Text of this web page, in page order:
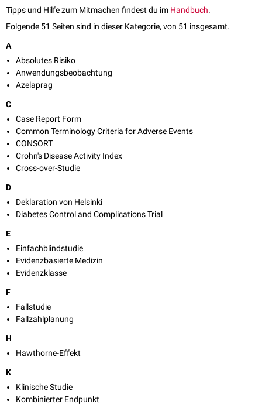
Tipps und Hilfe zum Mitmachen findest du im Handbuch.
Folgende 51 Seiten sind in dieser Kategorie, von 51 insgesamt.
A
Absolutes Risiko
Anwendungsbeobachtung
Azelaprag
C
Case Report Form
Common Terminology Criteria for Adverse Events
CONSORT
Crohn's Disease Activity Index
Cross-over-Studie
D
Deklaration von Helsinki
Diabetes Control and Complications Trial
E
Einfachblindstudie
Evidenzbasierte Medizin
Evidenzklasse
F
Fallstudie
Fallzahlplanung
H
Hawthorne-Effekt
K
Klinische Studie
Kombinierter Endpunkt